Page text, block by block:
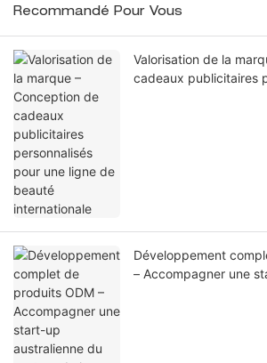
Recommandé Pour Vous
Valorisation de la
cadeaux publicitaires
Développement
– Accompagner une